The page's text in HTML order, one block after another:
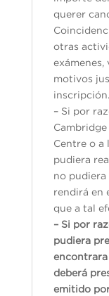
querer
otras
exámenes,
motivos
inscripción.
– Si por
Centre o a
pudiera
no pudiera
rendirá en
que a tal
– Si por
pudiera
encontrara
deberá
emitido